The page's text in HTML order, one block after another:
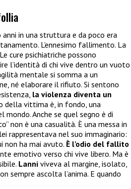
in una struttura e da poco era
L’ennesimo fallimento. La
cure psichiatriche possono
l’identità di chi vive dentro un vuoto
mentale si somma a un
né elaborare il rifiuto. Si sentono
la violenza diventa un
della vittima è, in fondo, una
Anche se quel segno è di
non è una casualità. È una messa in
rappresentava nel suo immaginario:
non ha mai avuto. È l’odio del fallito
emotivo verso chi vive libero. Ma è
Lanni viveva al margine, isolato,
sempre ascolta l’anima. E quando